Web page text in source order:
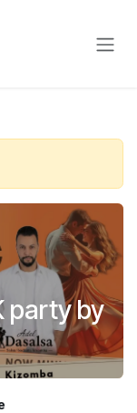
party by